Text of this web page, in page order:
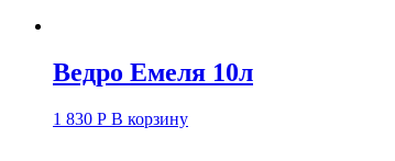
Ведро Емеля 10л
1 830 Р В корзину